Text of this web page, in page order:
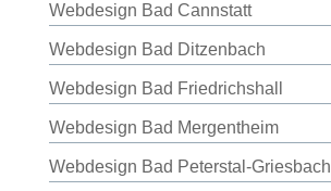
Webdesign Bad Cannstatt
Webdesign Bad Ditzenbach
Webdesign Bad Friedrichshall
Webdesign Bad Mergentheim
Webdesign Bad Peterstal-Griesbach